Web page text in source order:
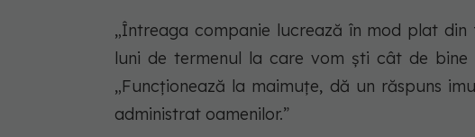
„Întreaga companie lucrează în mod plat
luni de termenul la care vom ști cât de bine
„Funcționează la maimuțe, dă un răspuns
administrat oamenilor.”